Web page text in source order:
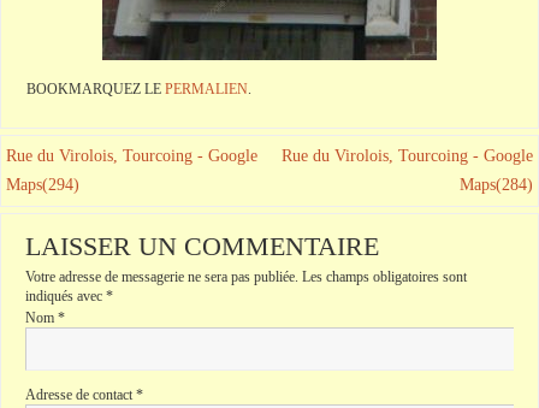
BOOKMARQUEZ LE PERMALIEN.
Rue du Virolois, Tourcoing - Google
Maps(294)
Rue du Virolois, Tourcoing - Google
Maps(284)
LAISSER UN COMMENTAIRE
Votre adresse de messagerie ne sera pas publiée. Les champs obligatoires sont
indiqués avec *
Nom *
Adresse de contact *